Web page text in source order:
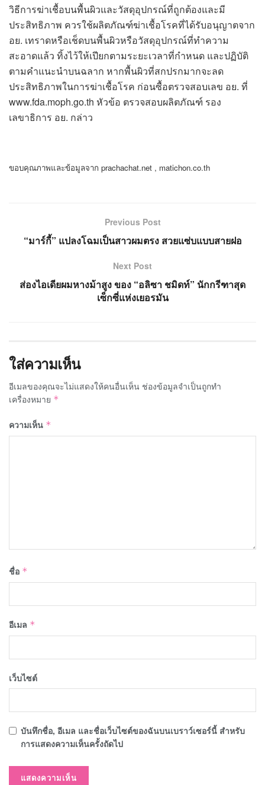
วิธีการฆ่าเชื้อบนพื้นผิวและวัสดุอุปกรณ์ที่ถูกต้องและมี
ประสิทธิภาพ ควรใช้ผลิตภัณฑ์ฆ่าเชื้อโรคที่ได้รับอนุญาตจาก
อย. เทราดหรือเช็ดบนพื้นผิวหรือวัสดุอุปกรณ์ที่ทำความ
สะอาดแล้ว ทิ้งไว้ให้เปียกตามระยะเวลาที่กำหนด และปฏิบัติ
ตามคำแนะนำบนฉลาก หากพื้นผิวที่สกปรกมากจะลด
ประสิทธิภาพในการฆ่าเชื้อโรค ก่อนซื้อตรวจสอบเลข อย. ที่
www.fda.moph.go.th หัวข้อ ตรวจสอบผลิตภัณฑ์ รอง
เลขาธิการ อย. กล่าว
ขอบคุณภาพและข้อมูลจาก prachachat.net , matichon.co.th
Previous Post
“มาร์กี้” แปลงโฉมเป็นสาวผมตรง สวยแซ่บแบบสายฝอ
Next Post
ส่องไอเดียผมหางม้าสูง ของ “อลิซา ชมิดท์” นักกรีฑาสุด
เซ็กซี่แห่งเยอรมัน
ใส่ความเห็น
อีเมลของคุณจะไม่แสดงให้คนอื่นเห็น ช่องข้อมูลจำเป็นถูกทำ
เครื่องหมาย *
ความเห็น *
ชื่อ *
อีเมล *
เว็บไซต์
บันทึกชื่อ, อีเมล และชื่อเว็บไซต์ของฉันบนเบราว์เซอร์นี้ สำหรับ
การแสดงความเห็นครั้งถัดไป